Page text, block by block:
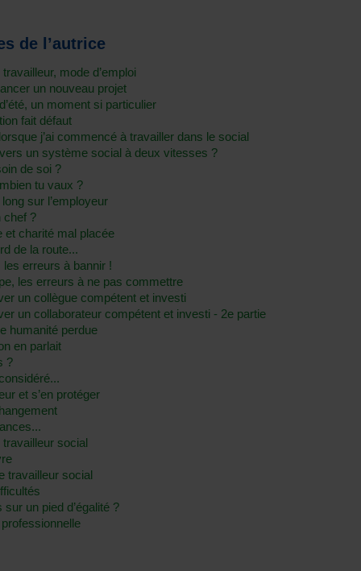
de l’autrice
mode d’emploi
un nouveau projet
un moment si particulier
fait défaut
j’ai commencé à travailler dans le social
un système social à deux vitesses ?
de soi ?
tu vaux ?
sur l’employeur
chef ?
et charité mal placée
de la route...
les erreurs à bannir !
les erreurs à ne pas commettre
un collègue compétent et investi
un collaborateur compétent et investi - 2e partie
humanité perdue
en parlait
?
et s’en protéger
travailleur social
travailleur social
un pied d’égalité ?